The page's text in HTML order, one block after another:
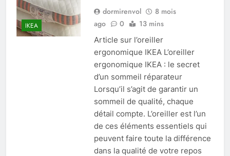
IKEA
dormirenvol
8 mois
ago
0 13 mins
Article sur l’oreiller
ergonomique IKEA L’oreiller
ergonomique IKEA : le secret
d’un sommeil réparateur
Lorsqu’il s’agit de garantir un
sommeil de qualité, chaque
détail compte. L’oreiller est l’un
de ces éléments essentiels qui
peuvent faire toute la différence
dans la qualité de votre repos